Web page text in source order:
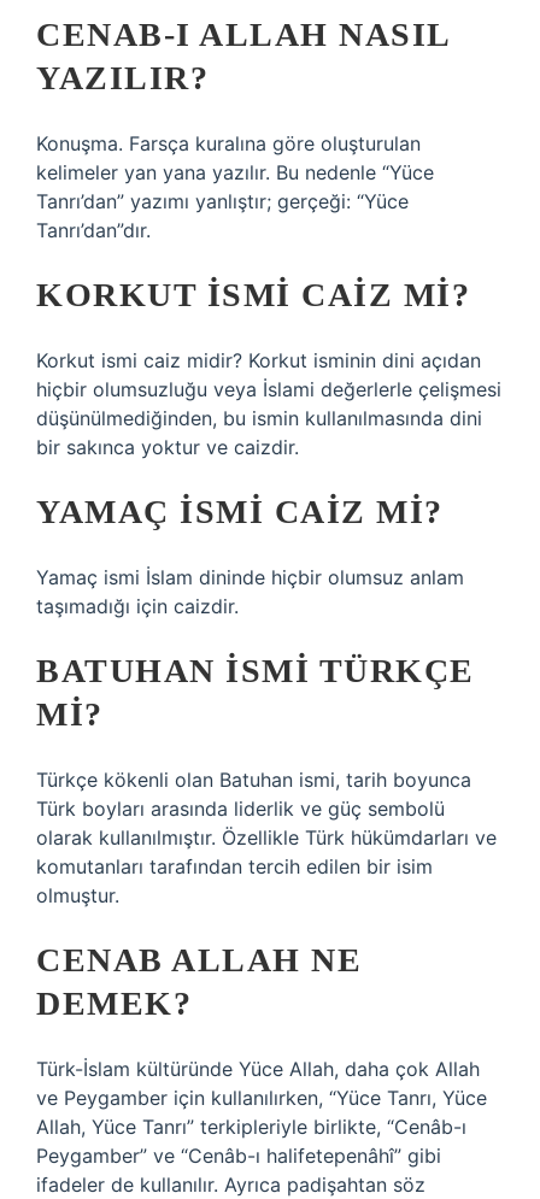
CENAB-I ALLAH NASIL
YAZILIR?
Konuşma. Farsça kuralına göre oluşturulan
kelimeler yan yana yazılır. Bu nedenle “Yüce
Tanrı’dan” yazımı yanlıştır; gerçeği: “Yüce
Tanrı’dan”dır.
KORKUT ISMI CAIZ MI?
Korkut ismi caiz midir? Korkut isminin dini açıdan
hiçbir olumsuzluğu veya İslami değerlerle çelişmesi
düşünülmediğinden, bu ismin kullanılmasında dini
bir sakınca yoktur ve caizdir.
YAMAÇ ISMI CAIZ MI?
Yamaç ismi İslam dininde hiçbir olumsuz anlam
taşımadığı için caizdir.
BATUHAN ISMI TÜRKÇE
MI?
Türkçe kökenli olan Batuhan ismi, tarih boyunca
Türk boyları arasında liderlik ve güç sembolü
olarak kullanılmıştır. Özellikle Türk hükümdarları ve
komutanları tarafından tercih edilen bir isim
olmuştur.
CENAB ALLAH NE
DEMEK?
Türk-İslam kültüründe Yüce Allah, daha çok Allah
ve Peygamber için kullanılırken, “Yüce Tanrı, Yüce
Allah, Yüce Tanrı” terkipleriyle birlikte, “Cenâb-ı
Peygamber” ve “Cenâb-ı halifetepenâhî” gibi
ifadeler de kullanılır. Ayrıca padişahtan söz